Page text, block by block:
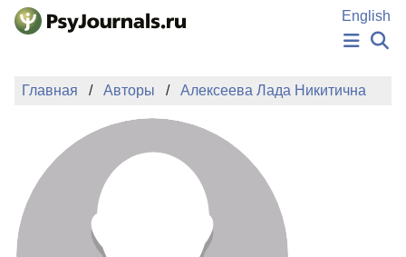
Перейти к основному содержанию
English
НОВОСТИ
АВТОРЫ
ПОДАТЬ РУКОПИСЬ
БАЗА ЗНАНИЙ
КЛЮЧЕВЫЕ СЛОВА
Регистрация
Главная Авторы Алексеева Лада Никитична